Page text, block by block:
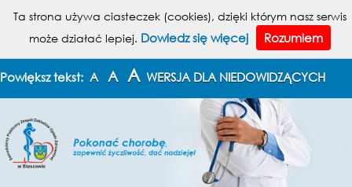
MENU
MAPA STRONY
Powiększ tekst: A A A WERSJA DLA NIEDOWIDZĄCYCH
Ta strona używa ciasteczek (cookies), dzięki którym nasz serwis
może działać lepiej. Dowiedz się więcej Rozumiem